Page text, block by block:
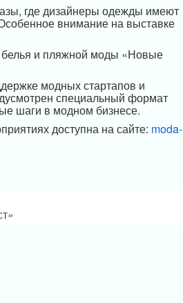
где дизайнеры одежды имеют
внимание на выставке
белья и пляжной моды «Новые
модных стартапов и
специальный формат
шаги в модном бизнесе.
доступна на сайте: moda-